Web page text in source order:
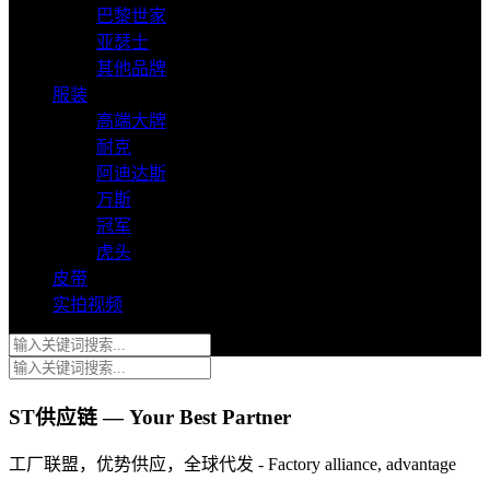
巴黎世家
亚瑟士
其他品牌
服装
高端大牌
耐克
阿迪达斯
万斯
冠军
虎头
皮带
实拍视频
ST供应链 — Your Best Partner
工厂联盟，优势供应，全球代发 - Factory alliance, advantage